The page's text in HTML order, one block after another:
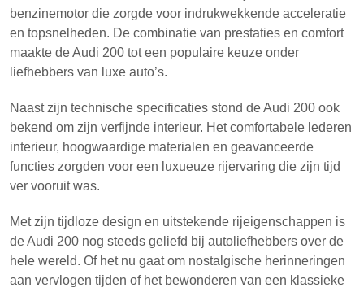
benzinemotor die zorgde voor indrukwekkende acceleratie
en topsnelheden. De combinatie van prestaties en comfort
maakte de Audi 200 tot een populaire keuze onder
liefhebbers van luxe auto’s.
Naast zijn technische specificaties stond de Audi 200 ook
bekend om zijn verfijnde interieur. Het comfortabele lederen
interieur, hoogwaardige materialen en geavanceerde
functies zorgden voor een luxueuze rijervaring die zijn tijd
ver vooruit was.
Met zijn tijdloze design en uitstekende rijeigenschappen is
de Audi 200 nog steeds geliefd bij autoliefhebbers over de
hele wereld. Of het nu gaat om nostalgische herinneringen
aan vervlogen tijden of het bewonderen van een klassieke